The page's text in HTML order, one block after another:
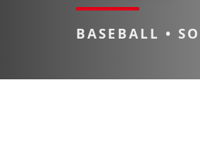
BASEBALL •